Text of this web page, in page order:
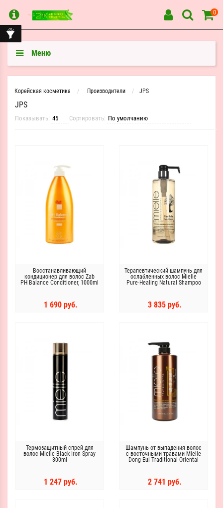
0
Меню
Корейская косметика Производители JPS
JPS
Показывать: Сортировать:
Восстанавливающий
кондиционер для волос Zab
PH Balance Conditioner, 1000ml
1 690 руб.
Терапевтический шампунь для
ослабленных волос Mielle
Pure-Healing Natural Shampoo
3 835 руб.
Термозащитный спрей для
волос Mielle Black Iron Spray
300ml
1 247 руб.
Шампунь от выпадения волос
с восточными травами Mielle
Dong-Eui Traditional Oriental
2 741 руб.